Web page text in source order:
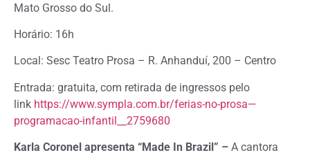
Mato Grosso do Sul.
Horário: 16h
Local: Sesc Teatro Prosa – R. Anhanduí, 200 – Centro
Entrada: gratuita, com retirada de ingressos pelo
link https://www.sympla.com.br/ferias-no-prosa—
programacao-infantil__2759680
Karla Coronel apresenta “Made In Brazil” – A cantora